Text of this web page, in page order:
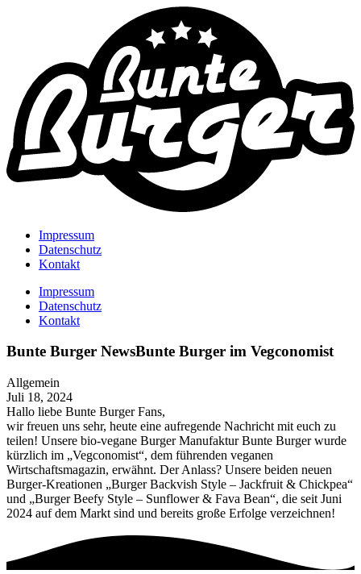
Impressum
Datenschutz
Kontakt
Impressum
Datenschutz
Kontakt
Bunte Burger NewsBunte Burger im Vegconomist
Allgemein
Juli 18, 2024
Hallo liebe Bunte Burger Fans,
wir freuen uns sehr, heute eine aufregende Nachricht mit euch zu
teilen! Unsere bio-vegane Burger Manufaktur Bunte Burger wurde
kürzlich im „Vegconomist“, dem führenden veganen
Wirtschaftsmagazin, erwähnt. Der Anlass? Unsere beiden neuen
Burger-Kreationen „Burger Backvish Style – Jackfruit & Chickpea“
und „Burger Beefy Style – Sunflower & Fava Bean“, die seit Juni
2024 auf dem Markt sind und bereits große Erfolge verzeichnen!